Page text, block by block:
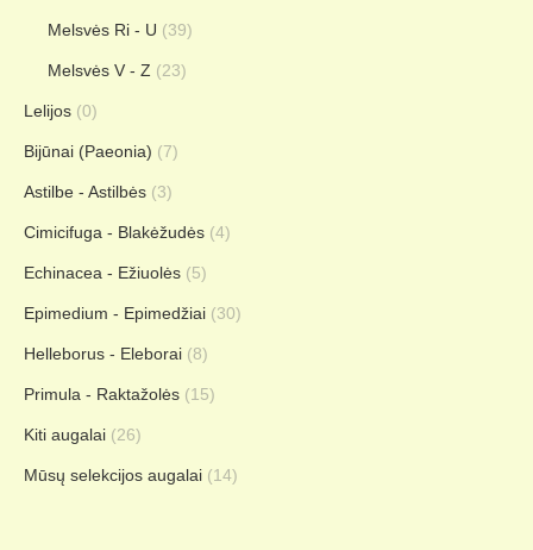
Melsvės Ri - U (39)
Melsvės V - Z (23)
Lelijos (0)
Bijūnai (Paeonia) (7)
Astilbe - Astilbės (3)
Cimicifuga - Blakėžudės (4)
Echinacea - Ežiuolės (5)
Epimedium - Epimedžiai (30)
Helleborus - Eleborai (8)
Primula - Raktažolės (15)
Kiti augalai (26)
Mūsų selekcijos augalai (14)